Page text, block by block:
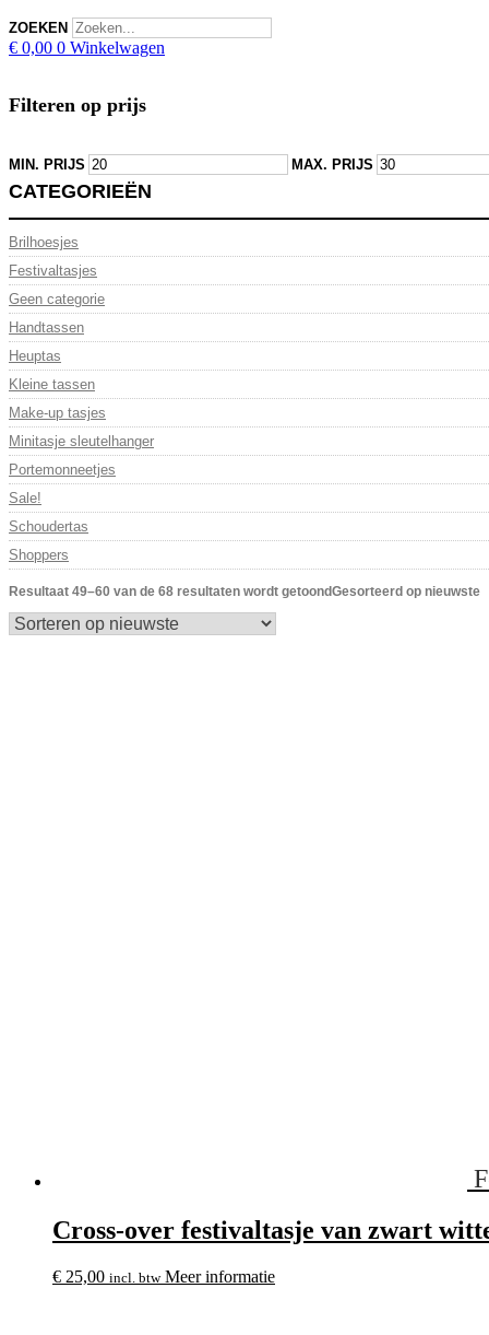
ZOEKEN
€ 0,00 0 Winkelwagen
Filteren op prijs
MIN. PRIJS MAX. PRIJS
CATEGORIEËN
Brilhoesjes
Festivaltasjes
Geen categorie
Handtassen
Heuptas
Kleine tassen
Make-up tasjes
Minitasje sleutelhanger
Portemonneetjes
Sale!
Schoudertas
Shoppers
Resultaat 49–60 van de 68 resultaten wordt getoondGesorteerd op nieuwste
Cross-over festivaltasje van zwart
€ 25,00 incl. btw Meer informatie